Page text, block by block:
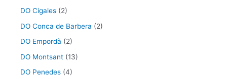
DO Cigales (2)
DO Conca de Barbera (2)
DO Empordà (2)
DO Montsant (13)
DO Penedes (4)